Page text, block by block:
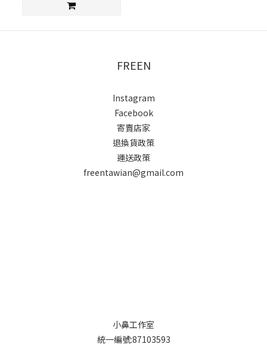
FREEN
Instagram
Facebook
寄賣店家
退換貨政策
運送政策
freentawian@gmail.com
小鼻工作室
統一編號:87103593